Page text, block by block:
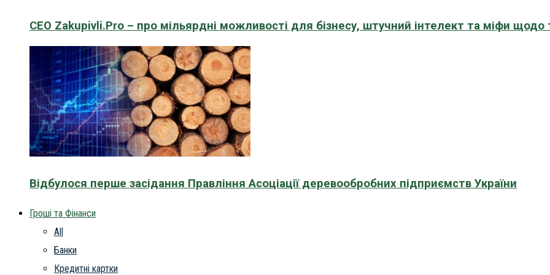
CEO Zakupivli.Pro – про мільярдні можливості для бізнесу, штучний інтелект та міфи щодо
Відбулося перше засідання Правління Асоціації деревообробних підприємств України
Гроші та Фінанси
All
Банки
Кредитні картки